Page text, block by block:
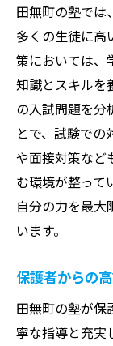
効率
集中
合格
スト
塾の評判
る塾の選
評判
成功
体験
選び
田無町の塾では
多くの生徒に高
策においては、
知識とスキルを
の入試問題を分
とで、試験での
や面接対策など
む環境が整って
自分の力を最大
います。
保護者からの
田無町の塾が保
寧な指導と充実